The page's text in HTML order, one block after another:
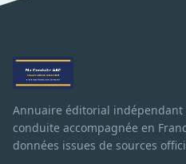
Annuaire éditorial indépendant
conduite accompagnée en
données issues de sources